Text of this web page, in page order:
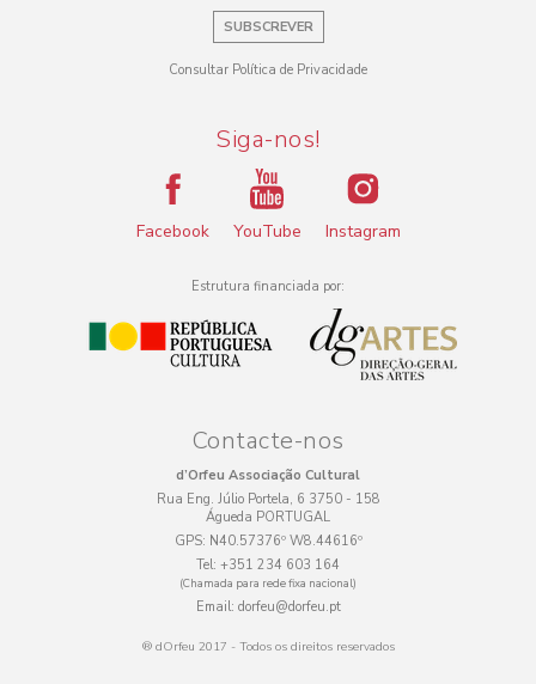
SUBSCREVER
Consultar Política de Privacidade
Siga-nos!
Facebook YouTube Instagram
Estrutura financiada por:
Contacte-nos
d’Orfeu Associação Cultural
Rua Eng. Júlio Portela, 6 3750 - 158
Águeda PORTUGAL
GPS: N40.57376º W8.44616º
Tel: +351 234 603 164
(Chamada para rede fixa nacional)
Email: dorfeu@dorfeu.pt
® dOrfeu 2017 - Todos os direitos reservados